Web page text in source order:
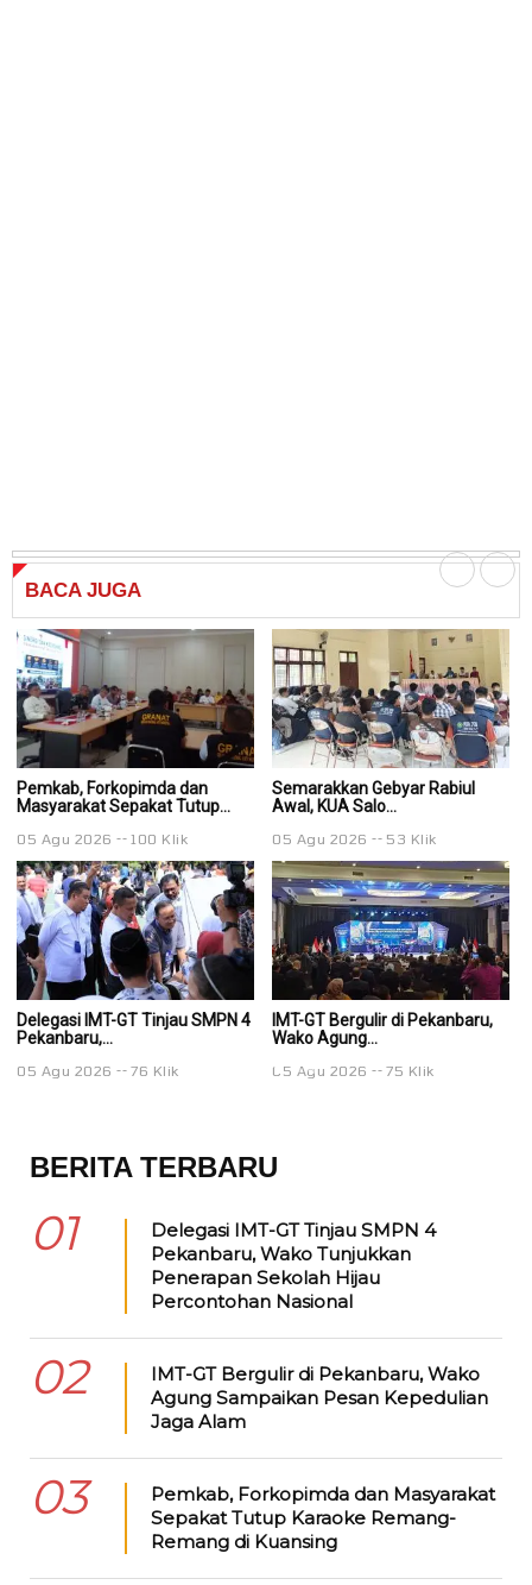
BACA JUGA
Pemkab, Forkopimda dan
Masyarakat Sepakat Tutup...
05 Agu 2026 100 Klik
Semarakkan Gebyar Rabiul
Awal, KUA Salo...
05 Agu 2026 53 Klik
Delegasi IMT-GT Tinjau SMPN 4
Pekanbaru,...
05 Agu 2026 76 Klik
IMT-GT Bergulir di Pekanbaru,
Wako Agung...
05 Agu 2026 75 Klik
BERITA TERBARU
01
Delegasi IMT-GT Tinjau SMPN 4
Pekanbaru, Wako Tunjukkan
Penerapan Sekolah Hijau
Percontohan Nasional
02
IMT-GT Bergulir di Pekanbaru, Wako
Agung Sampaikan Pesan Kepedulian
Jaga Alam
03
Pemkab, Forkopimda dan Masyarakat
Sepakat Tutup Karaoke Remang-
Remang di Kuansing